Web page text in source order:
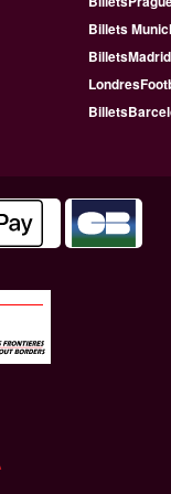
Billets